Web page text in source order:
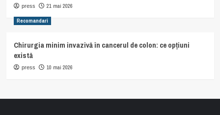
press 21 mai 2026
Recomandari
Chirurgia minim invazivă în cancerul de colon: ce opțiuni
există
press 10 mai 2026